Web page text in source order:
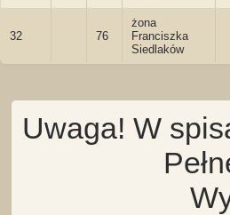
32 76
żona
Franciszka
Siedlaków
Uwaga! W